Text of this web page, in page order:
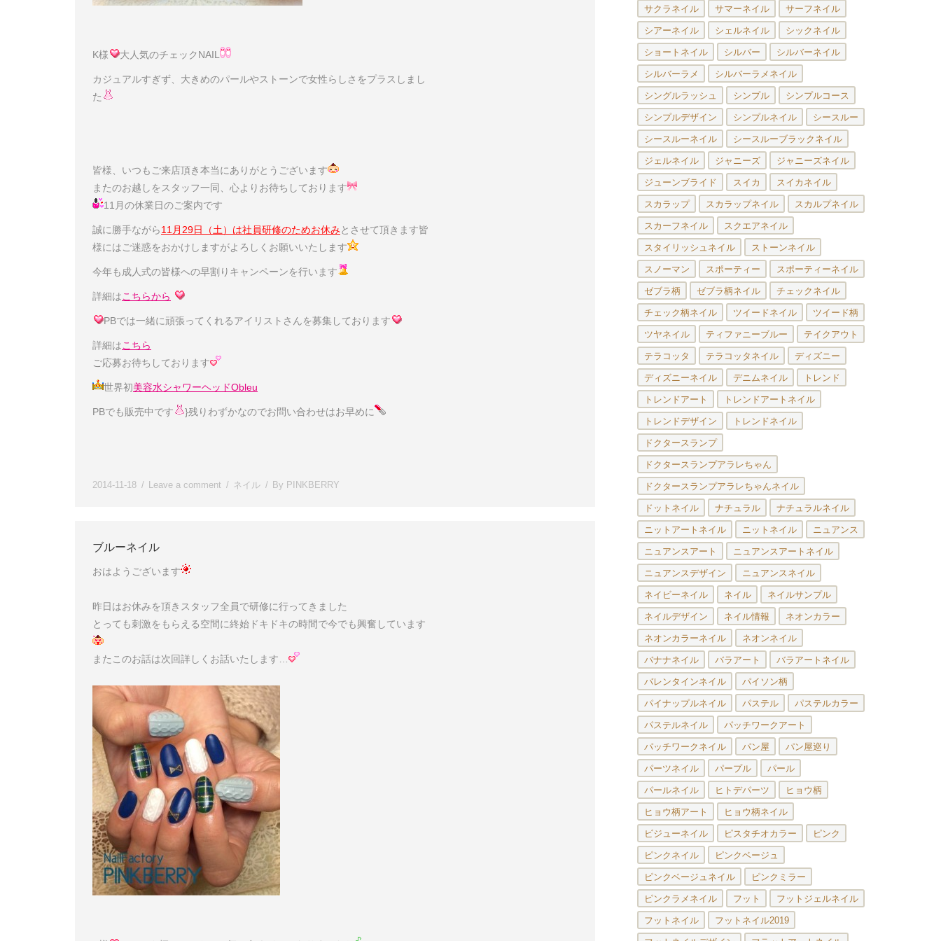
K様 大人気のチェックNAIL
カジュアルすぎず、大きめのパールやストーンで女性らしさをプラスしまし
た
皆様、いつもご来店頂き本当にありがとうございます
またのお越しをスタッフ一同、心よりお待ちしております
11月の休業日のご案内です
誠に勝手ながら11月29日（土）は社員研修のためお休みとさせて頂きます皆
様にはご迷惑をおかけしますがよろしくお願いいたします
今年も成人式の皆様への早割りキャンペーンを行います
詳細はこちらから
PBでは一緒に頑張ってくれるアイリストさんを募集しております
詳細はこちら
ご応募お待ちしております
世界初美容水シャワーヘッドObleu
PBでも販売中です }残りわずかなのでお問い合わせはお早めに
2014-11-18 Leave a comment ネイル By PINKBERRY
ブルーネイル
おはようございます
昨日はお休みを頂きスタッフ全員で研修に行ってきました
とっても刺激をもらえる空間に終始ドキドキの時間で今でも興奮しています
またこのお話は次回詳しくお話いたします…
サクラネイル サマーネイル サーフネイル
シアーネイル シェルネイル シックネイル
ショートネイル シルバー シルバーネイル
シルバーラメ シルバーラメネイル
シングルラッシュ シンプル シンプルコース
シンプルデザイン シンプルネイル シースルー
シースルーネイル シースルーブラックネイル
ジェルネイル ジャニーズ ジャニーズネイル
ジューンブライド スイカ スイカネイル
スカラップ スカラップネイル スカルプネイル
スカーフネイル スクエアネイル
スタイリッシュネイル ストーンネイル
スノーマン スポーティー スポーティーネイル
ゼブラ柄 ゼブラ柄ネイル チェックネイル
チェック柄ネイル ツイードネイル ツイード柄
ツヤネイル ティファニーブルー テイクアウト
テラコッタ テラコッタネイル ディズニー
ディズニーネイル デニムネイル トレンド
トレンドアート トレンドアートネイル
トレンドデザイン トレンドネイル
ドクタースランプ
ドクタースランプアラレちゃん
ドクタースランプアラレちゃんネイル
ドットネイル ナチュラル ナチュラルネイル
ニットアートネイル ニットネイル ニュアンス
ニュアンスアート ニュアンスアートネイル
ニュアンスデザイン ニュアンスネイル
ネイビーネイル ネイル ネイルサンプル
ネイルデザイン ネイル情報 ネオンカラー
ネオンカラーネイル ネオンネイル
バナナネイル バラアート バラアートネイル
バレンタインネイル パイソン柄
パイナップルネイル パステル パステルカラー
パステルネイル パッチワークアート
パッチワークネイル パン屋 パン屋巡り
パーツネイル パープル パール
パールネイル ヒトデパーツ ヒョウ柄
ヒョウ柄アート ヒョウ柄ネイル
ビジューネイル ピスタチオカラー ピンク
ピンクネイル ピンクベージュ
ピンクベージュネイル ピンクミラー
ピンクラメネイル フット フットジェルネイル
フットネイル フットネイル2019